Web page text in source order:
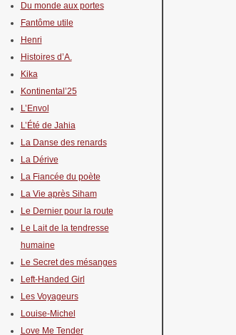
Du monde aux portes
Fantôme utile
Henri
Histoires d’A.
Kika
Kontinental’25
L’Envol
L’Été de Jahia
La Danse des renards
La Dérive
La Fiancée du poète
La Vie après Siham
Le Dernier pour la route
Le Lait de la tendresse
humaine
Le Secret des mésanges
Left-Handed Girl
Les Voyageurs
Louise-Michel
Love Me Tender